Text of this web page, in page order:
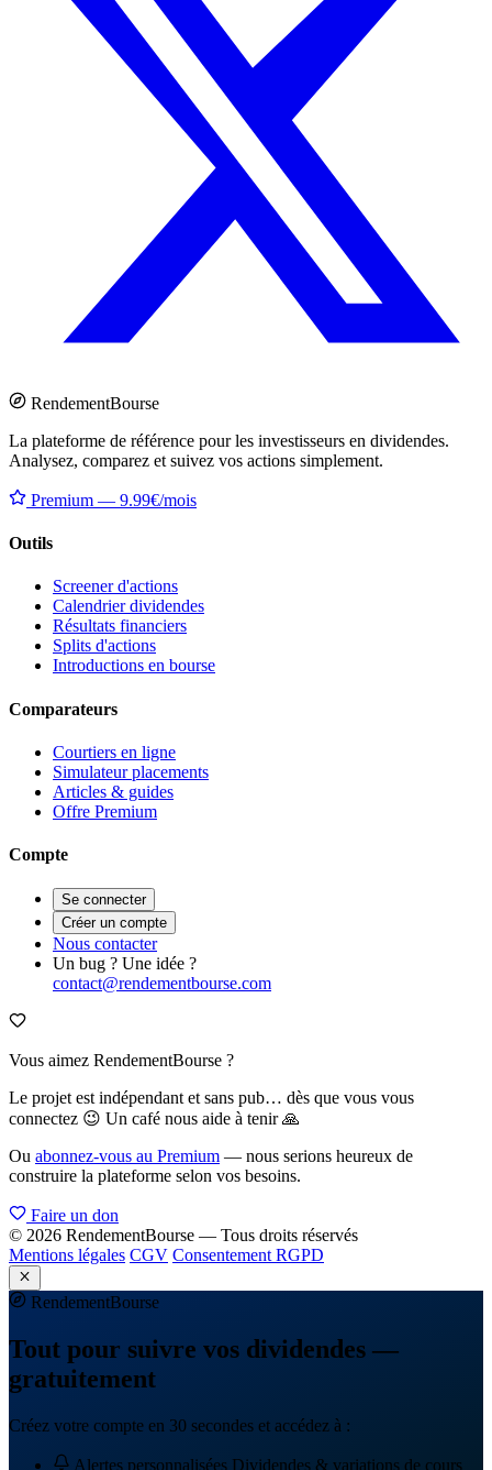
RendementBourse
La plateforme de référence pour les investisseurs en dividendes.
Analysez, comparez et suivez vos actions simplement.
Premium — 9.99€/mois
Outils
Screener d'actions
Calendrier dividendes
Résultats financiers
Splits d'actions
Introductions en bourse
Comparateurs
Courtiers en ligne
Simulateur placements
Articles & guides
Offre Premium
Compte
Se connecter
Créer un compte
Nous contacter
Un bug ? Une idée ?
contact@rendementbourse.com
Vous aimez RendementBourse ?
Le projet est indépendant et sans pub… dès que vous vous
connectez 😉 Un café nous aide à tenir 🙏
Ou abonnez-vous au Premium — nous serions heureux de
construire la plateforme selon vos besoins.
Faire un don
© 2026 RendementBourse — Tous droits réservés
Mentions légales CGV Consentement RGPD
RendementBourse
Tout pour suivre vos dividendes —
gratuitement
Créez votre compte en 30 secondes et accédez à :
Alertes personnalisées Dividendes & variations de cours